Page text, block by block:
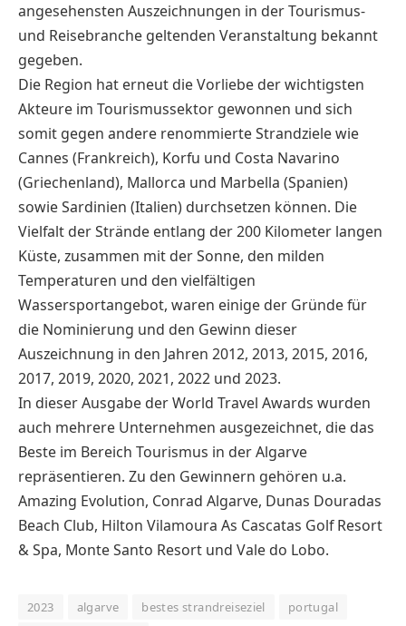
angesehensten Auszeichnungen in der Tourismus-
und Reisebranche geltenden Veranstaltung bekannt
gegeben.
Die Region hat erneut die Vorliebe der wichtigsten
Akteure im Tourismussektor gewonnen und sich
somit gegen andere renommierte Strandziele wie
Cannes (Frankreich), Korfu und Costa Navarino
(Griechenland), Mallorca und Marbella (Spanien)
sowie Sardinien (Italien) durchsetzen können. Die
Vielfalt der Strände entlang der 200 Kilometer langen
Küste, zusammen mit der Sonne, den milden
Temperaturen und den vielfältigen
Wassersportangebot, waren einige der Gründe für
die Nominierung und den Gewinn dieser
Auszeichnung in den Jahren 2012, 2013, 2015, 2016,
2017, 2019, 2020, 2021, 2022 und 2023.
In dieser Ausgabe der World Travel Awards wurden
auch mehrere Unternehmen ausgezeichnet, die das
Beste im Bereich Tourismus in der Algarve
repräsentieren. Zu den Gewinnern gehören u.a.
Amazing Evolution, Conrad Algarve, Dunas Douradas
Beach Club, Hilton Vilamoura As Cascatas Golf Resort
& Spa, Monte Santo Resort und Vale do Lobo.
2023 algarve bestes strandreiseziel
portugal